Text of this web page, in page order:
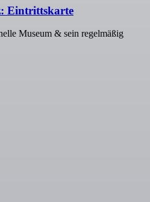
Eintrittskarte
Museum & sein regelmäßig